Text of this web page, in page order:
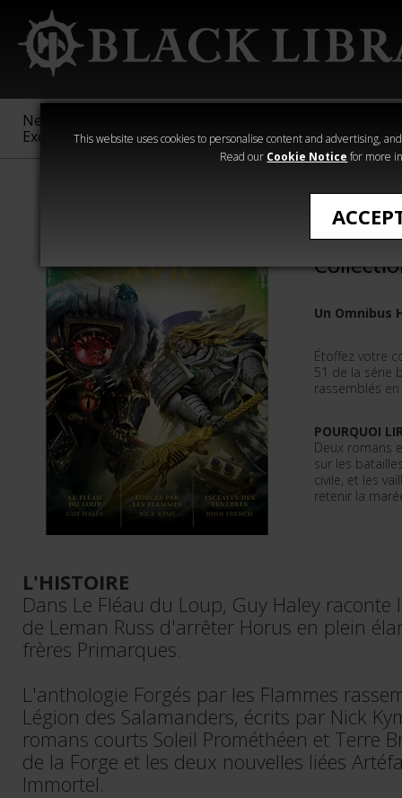
This website uses cookies to personalise content and advertising,
Read our Cookie Notice for more
New &
Exclusive
Sigmar
40,000
Heresy
The
Un Omnibus
Étoffez votre
51 de la série
rassemblés
POURQUOI
Deux romans
sur les
civile, et les
retenir la
L'HISTOIRE
Dans Le Fléau du Loup, Guy Haley
de Leman Russ d'arrêter Horus en plein
frères Primarques.
L'anthologie Forgés par les Flammes
Légion des Salamanders, écrits par Nick
romans courts Soleil Prométhéen et Terre
de la Forge et les deux nouvelles liées
Immortel.